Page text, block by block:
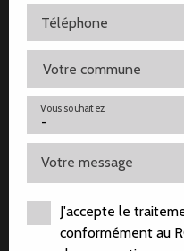
Téléphone
Votre commune
-
Vous souhaitez
Votre message
J'accepte le
conformément au